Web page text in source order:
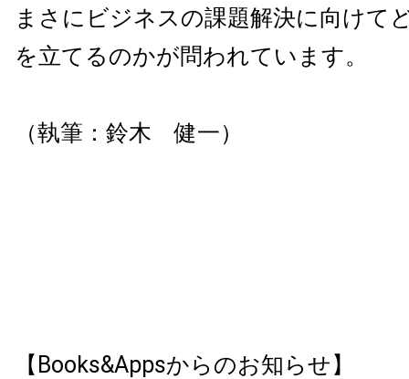
まさにビジネスの課題解決に向けて
を立てるのかが問われています。
（執筆：鈴木 健一）
【Books&Appsからのお知らせ】